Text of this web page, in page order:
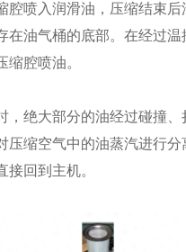
腔喷入润滑油，压缩结束
在油气桶的底部。在经过
腔喷油。
，绝大部分的油经过碰撞
压缩空气中的油蒸汽进行
回到主机。